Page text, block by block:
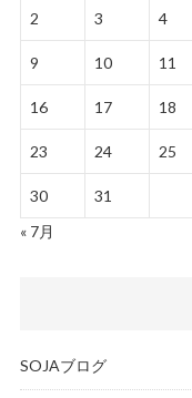
2 3 4
9 10 11
16 17 18
23 24 25
30
31
« 7月
SOJAブログ